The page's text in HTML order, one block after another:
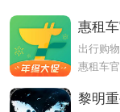
惠租
出行购物
黎明